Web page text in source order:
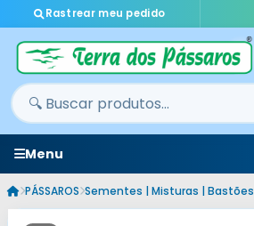
Rastrear meu pedido
Menu
PÁSSAROS Sementes | Misturas | Bastões